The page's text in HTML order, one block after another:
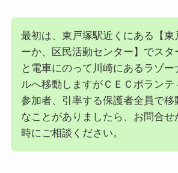
最初は、東戸塚駅近くにある【東
ーか、区民活動センター】でスタ
と電車にのって川崎にあるラゾ
ルへ移動しますがＣＥＣボランテ
参加者、引率する保護者全員で移
なことがありましたら、お問合せ
時にご相談ください。